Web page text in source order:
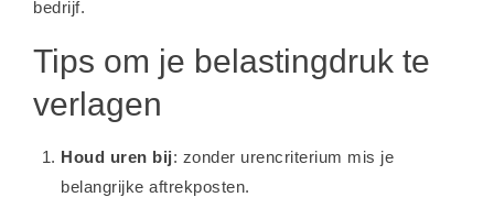
bedrijf.
Tips om je belastingdruk te
verlagen
Houd uren bij: zonder urencriterium mis je
belangrijke aftrekposten.